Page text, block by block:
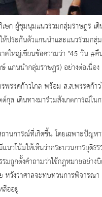
ษก ผู้ชุมนุมแนวร่วมกลุ่มราษฎร
ประกันตัวแกนนำและแนวร่วมก
ดใหญ่เขียนข้อความว่า "45 วัน #
แกนนำกลุ่มราษฎร) อย่างต่อเนื่อ
พรรคก้าวไกล พร้อม ส.ส.พรรค
ล เดินทางมาร่วมสังเกตการณ์ใ
ถานการณ์ที่เกิดขึ้น โดยเฉพาะปัญ
วโน้มให้เห็นว่ากระบวนการยุติธ
ถูกตั้งคำถามว่าใช้กฎหมายอย่าง
วังว่าศาลจะทบทวนการพิจารณ
ลืออยู่